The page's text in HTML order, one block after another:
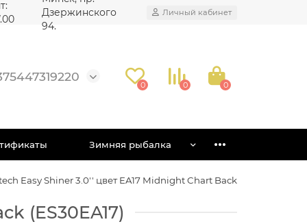
Дзержинского
94.
Личный кабинет
0 0 0
Зимняя рыбалка
Easy Shiner 3.0'' цвет EA17 Midnight Chart Back
(ES30EA17)